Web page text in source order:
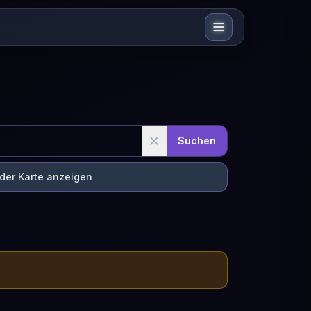
Suchen
Karte anzeigen